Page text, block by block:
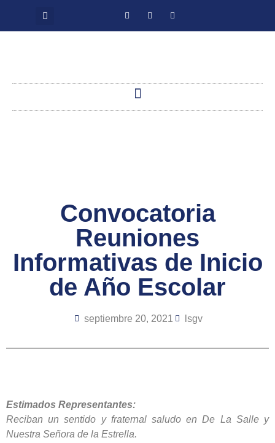
Convocatoria
Reuniones
Informativas de Inicio
de Año Escolar
septiembre 20, 2021 lsgv
Estimados Representantes:
Reciban un sentido y fraternal saludo en De La Salle y
Nuestra Señora de la Estrella.